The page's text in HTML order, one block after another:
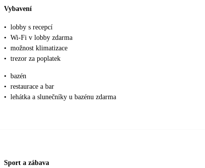
Vybavení
• lobby s recepcí
• Wi-Fi v lobby zdarma
• možnost klimatizace
• trezor za poplatek
• bazén
• restaurace a bar
• lehátka a slunečníky u bazénu zdarma
Sport a zábava